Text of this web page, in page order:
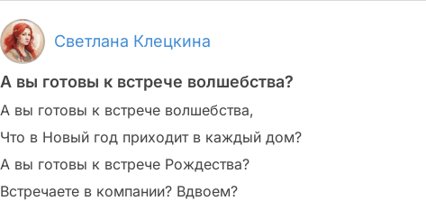
Светлана Клецкина
А вы готовы к встрече волшебства?
А вы готовы к встрече волшебства,
Что в Новый год приходит в каждый дом?
А вы готовы к встрече Рождества?
Встречаете в компании? Вдвоем?